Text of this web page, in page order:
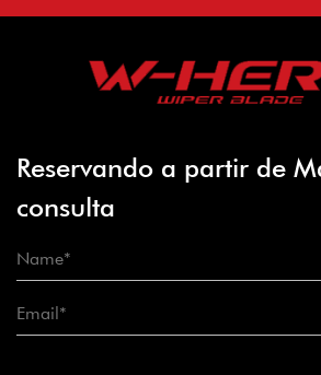
Reservando a partir de
consulta